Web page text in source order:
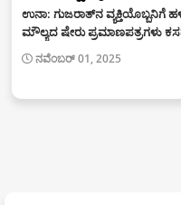
ಉನಾ: ಗುಜರಾತ್‌ನ ವ್ಯಕ್ತಿಯೊಬ್ಬನಿಗೆ
ಮೌಲ್ಯದ ಷೇರು ಪ್ರಮಾಣಪತ್ರಗಳು
ನವೆಂಬರ್ 01, 2025